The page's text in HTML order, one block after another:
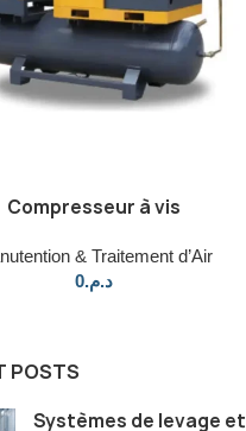
Compresseur à vis
& Traitement d’Air
د.م.0
POSTS
Systèmes de levage et